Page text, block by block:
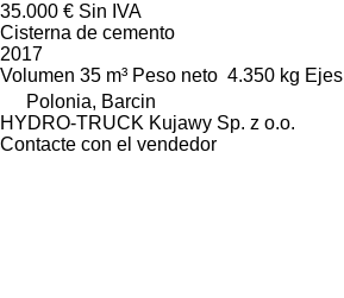
35.000 € Sin IVA
Cisterna de cemento
2017
Volumen 35 m³ Peso neto 4.350 kg Ejes
Polonia, Barcin
HYDRO-TRUCK Kujawy Sp. z o.o.
Contacte con el vendedor